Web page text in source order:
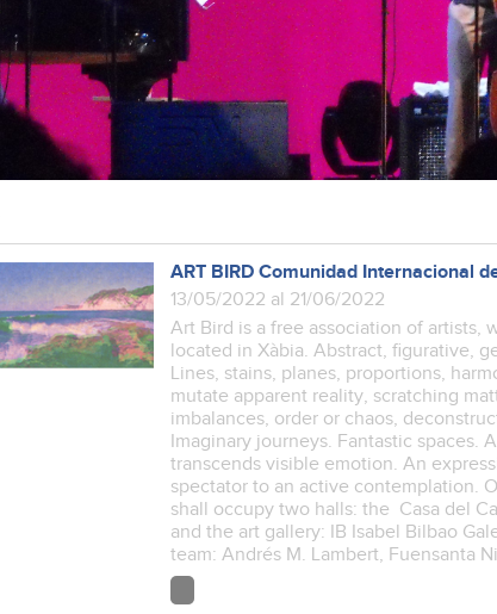
ART BIRD Comunidad Internacional
13/05/2022 al 21/06/2022
Art Bird is a free association of artists,
located in Xàbia. Abstract, figurative,
Lines, stains, planes, proportions,
mutate apparent reality, scratching
imbalances, order or chaos,
Imaginary journeys. Fantastic spaces.
transcends visible emotion. An
spectator to an active contemplation.
shall occupy two halls: the Casa del
and the art gallery: IB Isabel Bilbao
team: Andrés M. Lambert, Fuensanta